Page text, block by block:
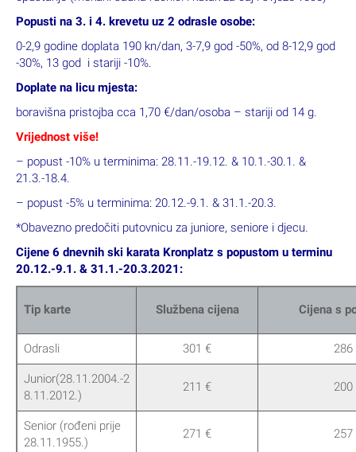
Popusti na 3. i 4. krevetu uz 2 odrasle osobe:
0-2,9 godine doplata 190 kn/dan, 3-7,9 god -50%, od 8-12,9 god
-30%, 13 god i stariji -10%.
Doplate na licu mjesta:
boravišna pristojba cca 1,70 €/dan/osoba – stariji od 14 g.
Vrijednost više!
– popust -10% u terminima: 28.11.-19.12. & 10.1.-30.1. &
21.3.-18.4.
– popust -5% u terminima: 20.12.-9.1. & 31.1.-20.3.
*Obavezno predočiti putovnicu za juniore, seniore i djecu.
Cijene 6 dnevnih ski karata Kronplatz s popustom u terminu
20.12.-9.1. & 31.1.-20.3.2021:
Tip karte Službena cijena Cijena s
Odrasli 301 € 286
Junior(28.11.2004.-2
8.11.2012.)
211 € 200
Senior (rođeni prije
28.11.1955.)
271 € 257